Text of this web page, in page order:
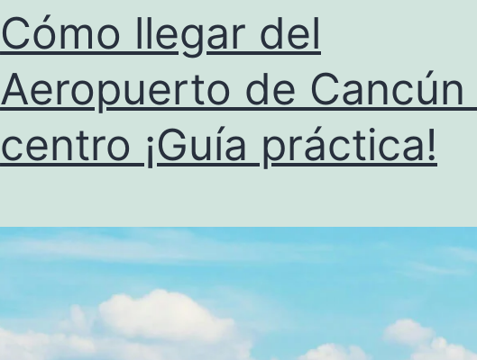
Cómo llegar del
Aeropuerto de Cancún
centro ¡Guía práctica!